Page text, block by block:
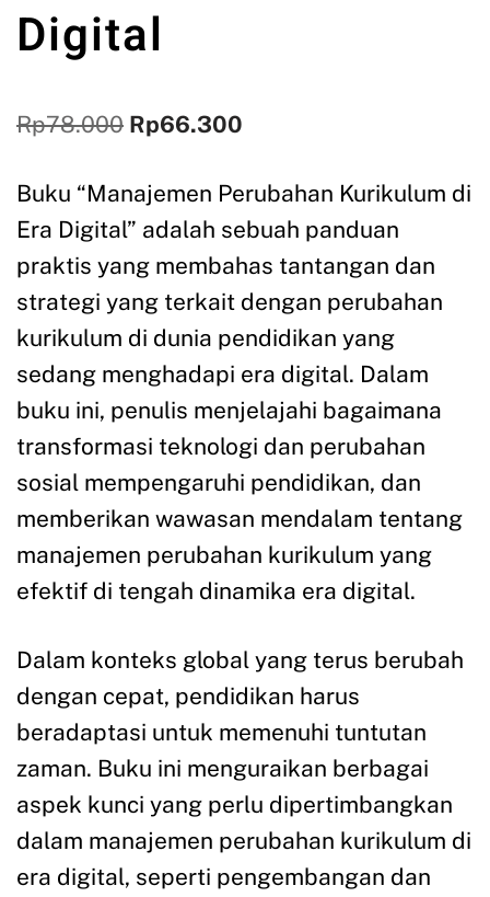
Digital
Rp78.000 Rp66.300
Buku “Manajemen Perubahan Kurikulum di
Era Digital” adalah sebuah panduan
praktis yang membahas tantangan dan
strategi yang terkait dengan perubahan
kurikulum di dunia pendidikan yang
sedang menghadapi era digital. Dalam
buku ini, penulis menjelajahi bagaimana
transformasi teknologi dan perubahan
sosial mempengaruhi pendidikan, dan
memberikan wawasan mendalam tentang
manajemen perubahan kurikulum yang
efektif di tengah dinamika era digital.
Dalam konteks global yang terus berubah
dengan cepat, pendidikan harus
beradaptasi untuk memenuhi tuntutan
zaman. Buku ini menguraikan berbagai
aspek kunci yang perlu dipertimbangkan
dalam manajemen perubahan kurikulum di
era digital, seperti pengembangan dan